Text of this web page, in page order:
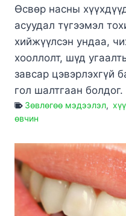
Өсвөр насны
асуудал түгээмэл
хийжүүлсэн ундаа,
хооллолт, шүд
завсар цэвэрлэхгүй
гол шалтгаан болдог.
Зөвлөгөө мэдээлэл,
өвчин